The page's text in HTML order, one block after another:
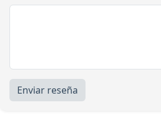
Enviar reseña